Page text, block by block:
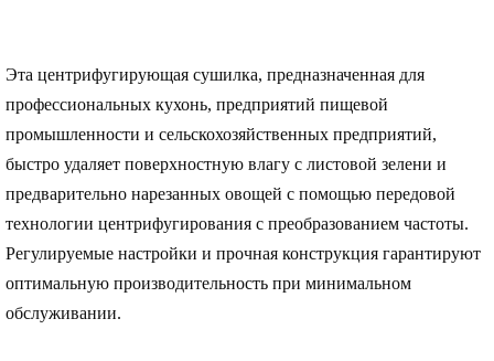
Эта центрифугирующая сушилка, предназначенная для
профессиональных кухонь, предприятий пищевой
промышленности и сельскохозяйственных предприятий,
быстро удаляет поверхностную влагу с листовой зелени и
предварительно нарезанных овощей с помощью передовой
технологии центрифугирования с преобразованием частоты.
Регулируемые настройки и прочная конструкция гарантируют
оптимальную производительность при минимальном
обслуживании.